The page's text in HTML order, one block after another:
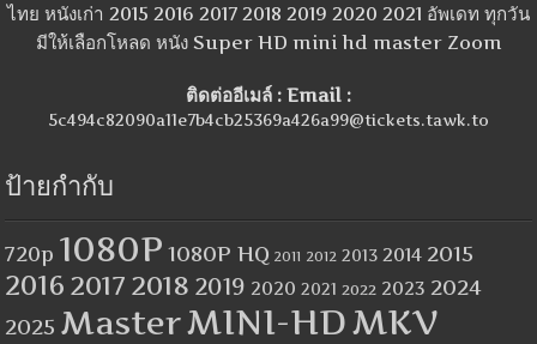
ไทย หนังเก่า 2015 2016 2017 2018 2019 2020 2021 อัพเดท ทุกวัน
มีให้เลือกโหลด หนัง Super HD mini hd master Zoom
ติดต่ออีเมล์ : Email :
5c494c82090a11e7b4cb25369a426a99@tickets.tawk.to
ป้ายกำกับ
720p 1080P 1080P HQ 2011 2012 2013 2014 2015
2016 2017 2018 2019 2020 2021 2022 2023 2024
2025 MasterMINI-HDMKV